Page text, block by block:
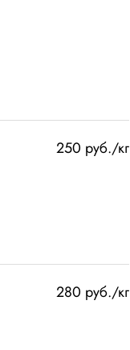
250 руб./кг
280 руб./кг